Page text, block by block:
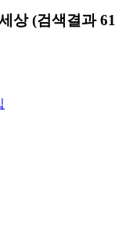
상(검색결과 61